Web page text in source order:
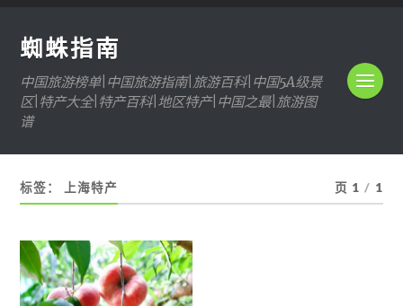
蜘蛛指南
中国旅游榜单|中国旅游指南|旅游百科|中国5A级景
区|特产大全|特产百科|地区特产|中国之最|旅游图
谱
标签： 上海特产 页 1 / 1